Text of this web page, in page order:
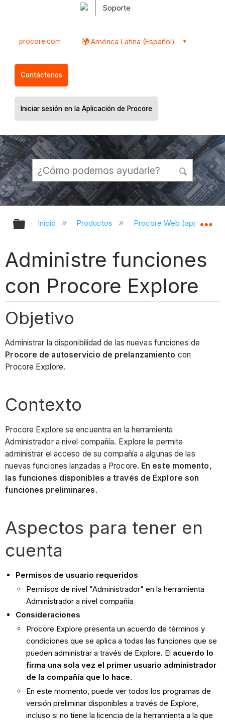
Soporte
procore.com América Latina (Español)
Contáctenos
Iniciar sesión en la Aplicación de Procore
Expandir/contraer jerarquía global
Inicio Productos Procore Web
Administre funciones
con Procore Explore
Objetivo
Administrar la disponibilidad de las nuevas funciones de
Procore de autoservicio de prelanzamiento con
Procore Explore.
Contexto
Procore Explore se encuentra en la herramienta
Administrador a nivel compañía. Explore le permite
administrar el acceso de su compañía a algunas de las
nuevas funciones lanzadas a Procore. En este momento,
las funciones disponibles a través de Explore son
funciones preliminares.
Aspectos para tener en
cuenta
Permisos de usuario requeridos
Permisos de nivel "Administrador" en la herramienta
Administrador a nivel compañía
Consideraciones
Procore Explore presenta un acuerdo de términos y
condiciones que se aplica a todas las funciones que se
pueden administrar a través de Explore. El acuerdo lo
firma una sola vez el primer usuario administrador
de la compañía que lo hace.
En este momento, puede ver todos los programas de
versión preliminar disponibles a través de Explore,
incluso si no tiene la licencia de la herramienta a la que